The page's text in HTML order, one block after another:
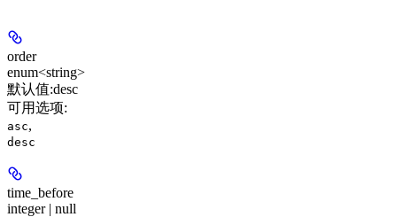
order
enum<string>
默认值:desc
可用选项:
asc,
desc
time_before
integer | null